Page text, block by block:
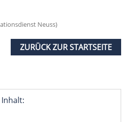
Neuss)
ZURÜCK ZUR STARTSEITE